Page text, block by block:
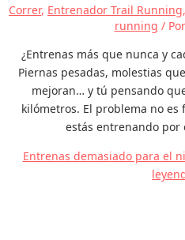
Correr, Entrenador Trail Running,
running / Por
¿Entrenas más que nunca y
Piernas pesadas, molestias
mejoran… y tú pensando
kilómetros. El problema no es
estás entrenando por
Entrenas demasiado para el